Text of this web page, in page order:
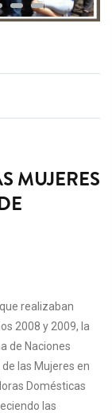
MUJERES
realizaban
2008 y 2009, la
de Naciones
las Mujeres en
Domésticas
las